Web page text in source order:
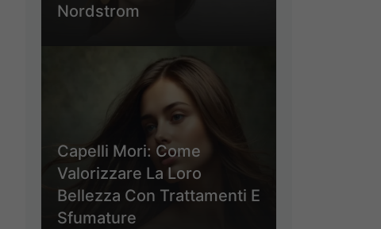
Nordstrom
Capelli Mori: Come
Valorizzare La Loro
Bellezza Con Trattamenti E
Sfumature